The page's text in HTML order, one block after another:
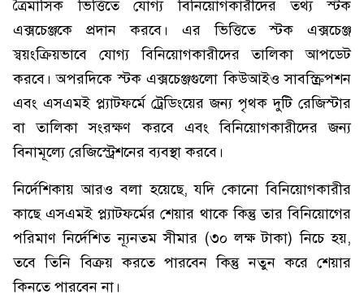
ত্রৈমাসিক ভিত্তিতে যোগ্য বিনিয়োগকারীদের তথ্য স্টক
এক্সচেঞ্জকে প্রদান করবে। এর ভিত্তিতে স্টক এক্সচেঞ্জ
স্বয়ংক্রিয়ভাবে যোগ্য বিনিয়োগকারীদের তালিকা আপডেট
করবে। অপরদিকে স্টক এক্সচেঞ্জগুলো কিউআইও সাবস্ক্রিপশন
এবং এসএমই প্ল্যাটফর্মে ট্রেডিংয়ের জন্য পৃথক দুটি রেজিস্টার
বা তালিকা সংরক্ষণ করবে এবং বিনিয়োগকারীদের জন্য
বিনামূল্যে রেজিস্ট্রেশনের ব্যবস্থা করবে।
নির্দেশিকায় আরও বলা হয়েছে, যদি কোনো বিনিয়োগকারীর
কাছে এসএমই প্ল্যাটফর্মের শেয়ার থাকে কিন্তু তার বিনিয়োগের
পরিমাণ নির্দেশিত ন্যূনতম সীমার (৩০ লক্ষ টাকা) নিচে হয়,
তবে তিনি বিক্রয় করতে পারবেন কিন্তু নতুন করে শেয়ার
কিনতে পারবেন না।